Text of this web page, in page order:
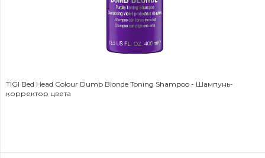
TIGI Bed Head Colour Dumb Blonde Toning Shampoo - Шампунь-
корректор цвета